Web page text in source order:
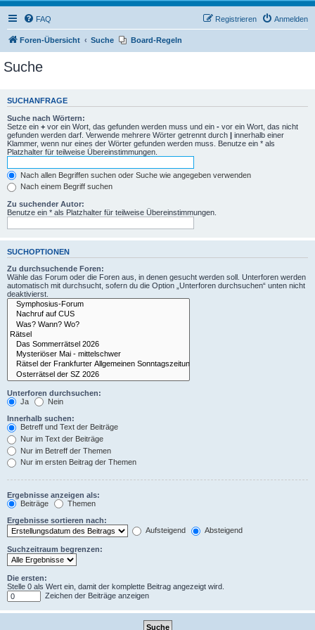
FAQ Anmelden
Registrieren
Foren-Übersicht Suche Board-Regeln
Suche
SUCHANFRAGE
Suche nach Wörtern:
Setze ein + vor ein Wort, das gefunden werden muss und ein - vor ein Wort, das nicht
gefunden werden darf. Verwende mehrere Wörter getrennt durch | innerhalb einer
Klammer, wenn nur eines der Wörter gefunden werden muss. Benutze ein * als
Platzhalter für teilweise Übereinstimmungen.
Nach allen Begriffen suchen oder Suche wie angegeben verwenden
Nach einem Begriff suchen
Zu suchender Autor:
Benutze ein * als Platzhalter für teilweise Übereinstimmungen.
SUCHOPTIONEN
Zu durchsuchende Foren:
Wähle das Forum oder die Foren aus, in denen gesucht werden soll. Unterforen werden
automatisch mit durchsucht, sofern du die Option „Unterforen durchsuchen“ unten nicht
deaktivierst.
Unterforen durchsuchen:
Ja
Nein
Innerhalb suchen:
Betreff und Text der Beiträge
Nur im Text der Beiträge
Nur im Betreff der Themen
Nur im ersten Beitrag der Themen
Ergebnisse anzeigen als:
Beiträge
Themen
Ergebnisse sortieren nach:
Aufsteigend
Absteigend
Suchzeitraum begrenzen:
Die ersten:
Stelle 0 als Wert ein, damit der komplette Beitrag angezeigt wird.
Zeichen der Beiträge anzeigen